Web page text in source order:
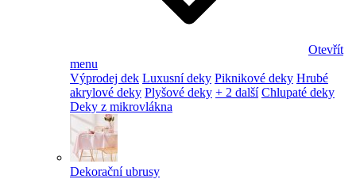
Otevřít
menu
Výprodej dek Luxusní deky Piknikové deky Hrubé
akrylové deky Plyšové deky + 2 další Chlupaté deky
Deky z mikrovlákna
Dekorační ubrusy